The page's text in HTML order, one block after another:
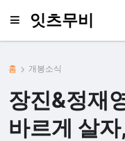
잇츠무비
홈 개봉소식
장진&정재
바르게 살